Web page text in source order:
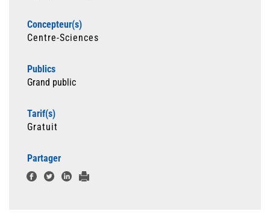
Concepteur(s)
Centre-Sciences
Publics
Grand public
Tarif(s)
Gratuit
Partager